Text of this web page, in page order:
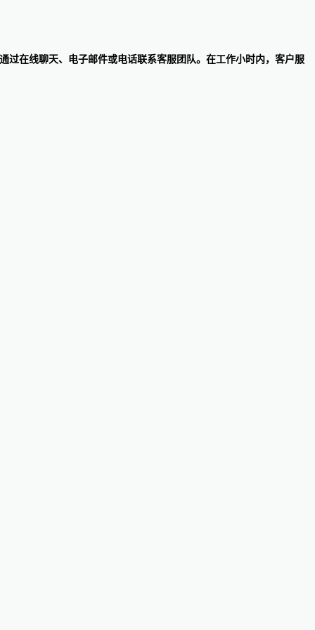
过在线聊天、电子邮件或电话联系客服团队。在工作小时内，客户服